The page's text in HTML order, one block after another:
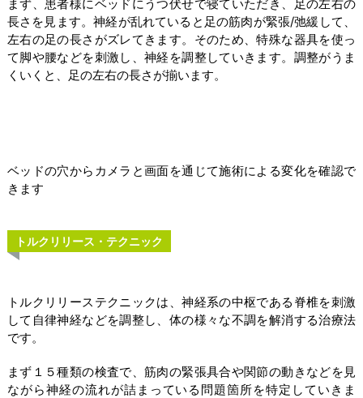
まず、患者様にベッドにうつ伏せで寝ていただき、足の左右の
長さを見ます。神経が乱れていると足の筋肉が緊張/弛緩して、
左右の足の長さがズレてきます。そのため、特殊な器具を使っ
て脚や腰などを刺激し、神経を調整していきます。調整がうま
くいくと、足の左右の長さが揃います。
ベッドの穴からカメラと画面を通じて施術による変化を確認で
きます
トルクリリース・テクニック
トルクリリーステクニックは、神経系の中枢である脊椎を刺激
して自律神経などを調整し、体の様々な不調を解消する治療法
です。
まず１５種類の検査で、筋肉の緊張具合や関節の動きなどを見
ながら神経の流れが詰まっている問題箇所を特定していきま